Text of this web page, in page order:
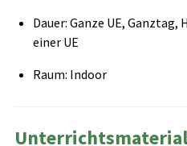
Dauer: Ganze UE,
einer UE
Raum: Indoor